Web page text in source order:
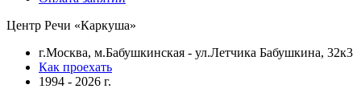
Центр Речи «Каркуша»
г.Москва, м.Бабушкинская - ул.Летчика Бабушкина, 32к3
Как проехать
1994 - 2026 г.